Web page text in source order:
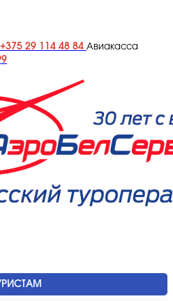
+375 29 114 48 84 Авиакасса